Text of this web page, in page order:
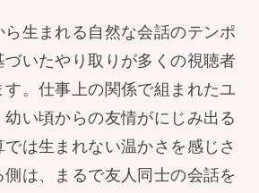
生まれる自然な会話のテンポ
いたやり取りが多くの視聴者
す。仕事上の関係で組まれたユ
い頃からの友情がにじみ出る
は生まれない温かさを感じさ
は、まるで友人同士の会話を